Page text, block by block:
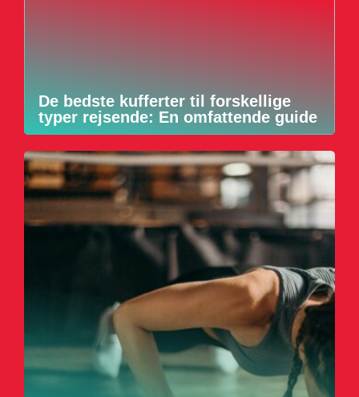
De bedste kufferter til forskellige
typer rejsende: En omfattende guide